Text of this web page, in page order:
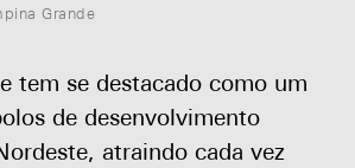
Grande
tem se destacado como um
de desenvolvimento
atraindo cada vez